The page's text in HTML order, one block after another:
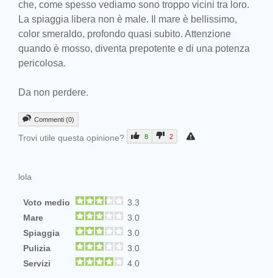
che, come spesso vediamo sono troppo vicini tra loro.
La spiaggia libera non è male. Il mare è bellissimo,
color smeraldo, profondo quasi subito. Attenzione
quando è mosso, diventa prepotente e di una potenza
pericolosa.
Da non perdere.
Commenti (0)
Trovi utile questa opinione? 8 2
lola
Voto medio
3.3
Mare
3.0
Spiaggia
3.0
Pulizia
3.0
Servizi
4.0